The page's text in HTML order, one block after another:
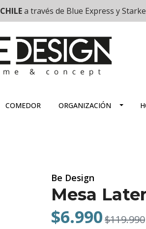
CHILEa través de Blue Express y
COMEDOR ORGANIZACIÓN
Be Design
Mesa
$6.990$119.990